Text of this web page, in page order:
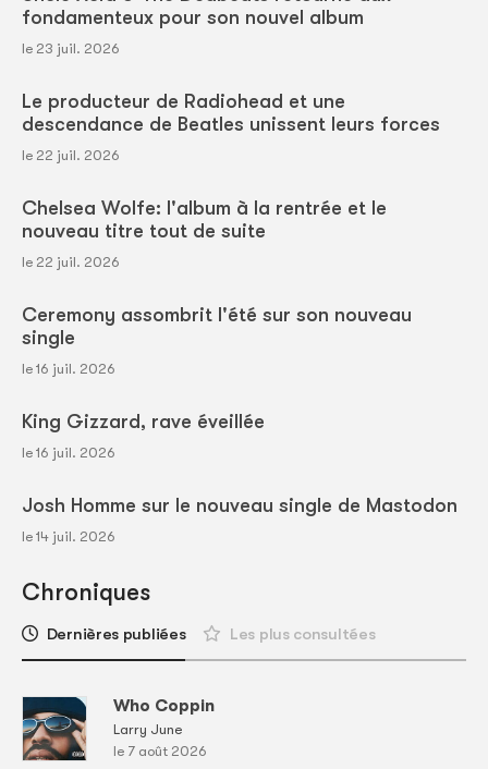
fondamenteux pour son nouvel album
le 23 juil. 2026
Le producteur de Radiohead et une
descendance de Beatles unissent leurs forces
le 22 juil. 2026
Chelsea Wolfe: l'album à la rentrée et le
nouveau titre tout de suite
le 22 juil. 2026
Ceremony assombrit l'été sur son nouveau
single
le 16 juil. 2026
King Gizzard, rave éveillée
le 16 juil. 2026
Josh Homme sur le nouveau single de Mastodon
le 14 juil. 2026
Chroniques
Dernières publiées Les plus consultées
Who Coppin
Larry June
le 7 août 2026